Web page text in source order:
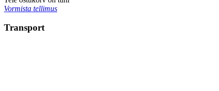
Vormista tellimus
Transport